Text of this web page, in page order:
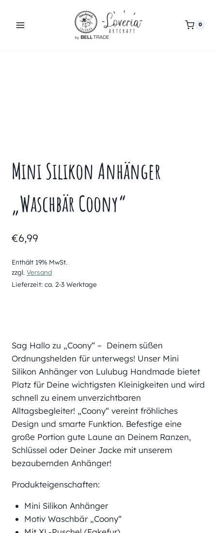
0
Mini Silikon Anhänger
„Waschbär Coony“
€6,99
Enthält 19% MwSt.
zzgl. Versand
Lieferzeit: ca. 2-3 Werktage
Sag Hallo zu „Coony“ – Deinem süßen
Ordnungshelden für unterwegs! Unser Mini
Silikon Anhänger von Lulubug Handmade bietet
Platz für Deine wichtigsten Kleinigkeiten und wird
schnell zu einem unverzichtbaren
Alltagsbegleiter! „Coony“ vereint fröhliches
Design und smarte Funktion. Befestige eine
große Portion gute Laune an Deinem Ranzen,
Schlüssel oder Deiner Jacke mit unserem
bezaubernden Anhänger!
Produkteigenschaften:
Mini Silikon Anhänger
Motiv Waschbär „Coony“